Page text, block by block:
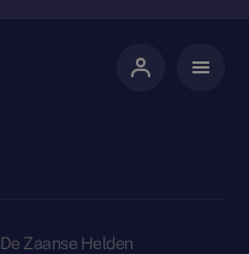
De Zaanse Helden